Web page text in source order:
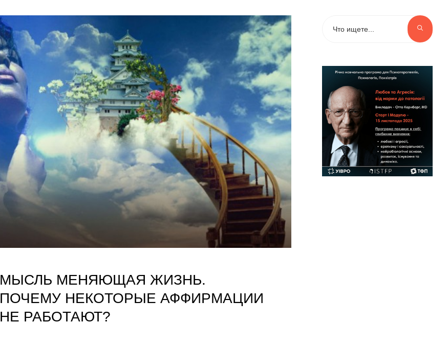
МЫСЛЬ МЕНЯЮЩАЯ ЖИЗНЬ.
ПОЧЕМУ НЕКОТОРЫЕ АФФИРМАЦИИ
НЕ РАБОТАЮТ?